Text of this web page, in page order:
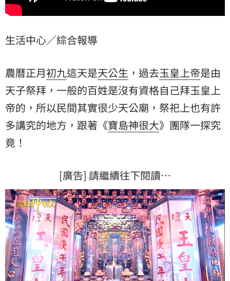
生活中心／綜合報導
農曆正月初九這天是天公生 ，過去玉皇上帝是由
天子祭拜，一般的百姓是沒有資格自己拜玉皇上
帝的，所以民間其實很少天公廟，祭祀上也有許
多講究的地方，跟著《寶島神很大》團隊一探究
竟！
[廣告] 請繼續往下閱讀…